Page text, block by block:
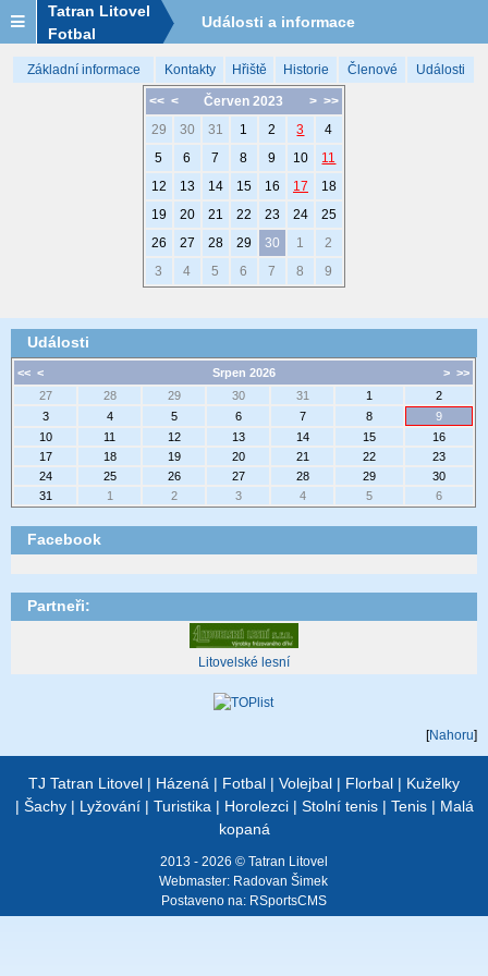
Tatran Litovel
Fotbal
Události a informace
Základní informace Kontakty Hřiště Historie Členové Události
<< < > >>
Červen 2023
29
30 31 1 2 3
4
5
6 7 8 9 10
11
12
13 14 15 16 17
18
19
20 21 22 23 24
25
26
27 28 29 30 1
2
3
4 5 6 7 8 9
Události
<< < > >>
Srpen 2026
27
28 29 30 31 1
2
3
4 5 6 7 8
9
10
11 12 13 14 15
16
17
18 19 20 21 22
23
24
25 26 27 28 29
30
31
1 2 3 4 5 6
Facebook
Partneři:
Litovelské lesní
[Nahoru]
TJ Tatran Litovel | Házená | Fotbal | Volejbal | Florbal | Kuželky
| Šachy| Lyžování| Turistika | Horolezci| Stolní tenis| Tenis| Malá
kopaná
2013 - 2026 © Tatran Litovel
Webmaster: Radovan Šimek
Postaveno na: RSportsCMS